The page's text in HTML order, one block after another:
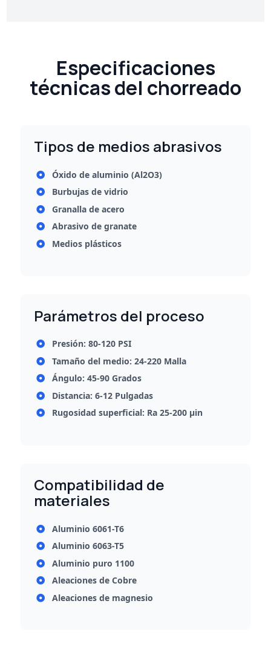
Especificaciones
técnicas del chorreado
Tipos de medios abrasivos
Óxido de aluminio (Al2O3)
Burbujas de vidrio
Granalla de acero
Abrasivo de granate
Medios plásticos
Parámetros del proceso
Presión: 80-120 PSI
Tamaño del medio: 24-220 Malla
Ángulo: 45-90 Grados
Distancia: 6-12 Pulgadas
Rugosidad superficial: Ra 25-200 μin
Compatibilidad de
materiales
Aluminio 6061-T6
Aluminio 6063-T5
Aluminio puro 1100
Aleaciones de Cobre
Aleaciones de magnesio